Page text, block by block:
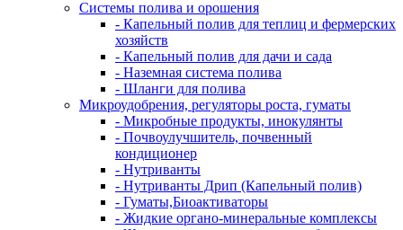
Системы полива и орошения
- Капельный полив для теплиц и фермерских
хозяйств
- Капельный полив для дачи и сада
- Наземная система полива
- Шланги для полива
Микроудобрения, регуляторы роста, гуматы
- Микробные продукты, инокулянты
- Почвоулучшитель, почвенный
кондиционер
- Нутриванты
- Нутриванты Дрип (Капельный полив)
- Гуматы,Биоактиваторы
- Жидкие органо-минеральные комплексы